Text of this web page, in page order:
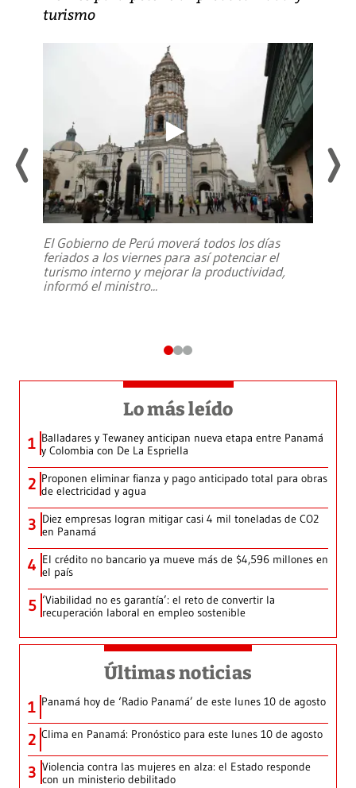
turismo
El Gobierno de Perú moverá todos los días
feriados a los viernes para así potenciar el
turismo interno y mejorar la productividad,
informó el ministro...
Lo más leído
1 Balladares y Tewaney anticipan nueva etapa entre Panamá
y Colombia con De La Espriella
2 Proponen eliminar fianza y pago anticipado total para obras
de electricidad y agua
3 Diez empresas logran mitigar casi 4 mil toneladas de CO2
en Panamá
4 El crédito no bancario ya mueve más de $4,596 millones en
el país
5 ‘Viabilidad no es garantía’: el reto de convertir la
recuperación laboral en empleo sostenible
Últimas noticias
1 Panamá hoy de ‘Radio Panamá’ de este lunes 10 de agosto
2 Clima en Panamá: Pronóstico para este lunes 10 de agosto
3 Violencia contra las mujeres en alza: el Estado responde
con un ministerio debilitado